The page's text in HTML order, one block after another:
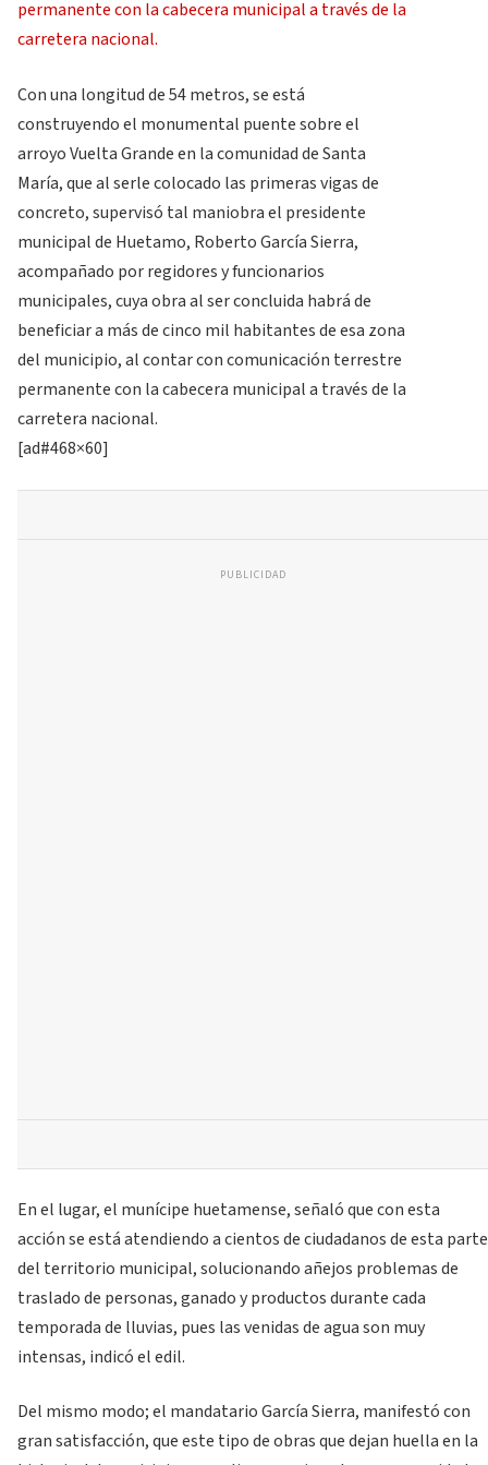
Con una longitud de 54 metros, se está
construyendo el monumental puente sobre el
arroyo Vuelta Grande en la comunidad de Santa
María, que al serle colocado las primeras vigas de
concreto, supervisó tal maniobra el presidente
municipal de Huetamo, Roberto García Sierra,
acompañado por regidores y funcionarios
municipales, cuya obra al ser concluida habrá de
beneficiar a más de cinco mil habitantes de esa zona
del municipio, al contar con comunicación terrestre
permanente con la cabecera municipal a través de la
carretera nacional.
[ad#468×60]
PUBLICIDAD
En el lugar, el munícipe huetamense, señaló que con esta
acción se está atendiendo a cientos de ciudadanos de esta parte
del territorio municipal, solucionando añejos problemas de
traslado de personas, ganado y productos durante cada
temporada de lluvias, pues las venidas de agua son muy
intensas, indicó el edil.
Del mismo modo; el mandatario García Sierra, manifestó con
gran satisfacción, que este tipo de obras que dejan huella en la